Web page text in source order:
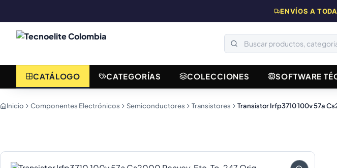
ENVÍOS A
CATÁLOGO CATEGORÍAS COLECCIONES SOFTWARE
Inicio Componentes Electrónicos Semiconductores Transistores Transistor Irfp3710 100v 57a